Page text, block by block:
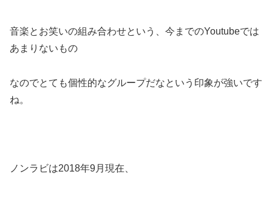
音楽とお笑いの組み合わせという、今までのYoutubeでは
あまりないもの
なのでとても個性的なグループだなという印象が強いです
ね。
ノンラビは2018年9月現在、